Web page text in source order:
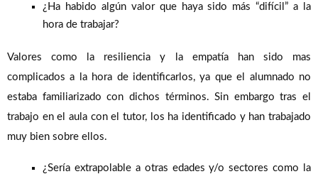
¿Ha habido algún valor que haya sido más “difícil” a la
hora de trabajar?
Valores como la resiliencia y la empatía han sido mas
complicados a la hora de identificarlos, ya que el alumnado no
estaba familiarizado con dichos términos. Sin embargo tras el
trabajo en el aula con el tutor, los ha identificado y han trabajado
muy bien sobre ellos.
¿Sería extrapolable a otras edades y/o sectores como la